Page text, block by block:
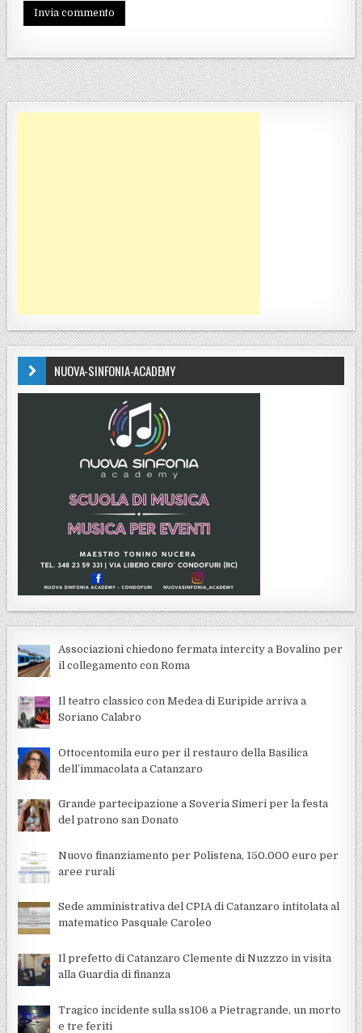
NUOVA-SINFONIA-ACADEMY
Associazioni chiedono fermata intercity a Bovalino per
il collegamento con Roma
Il teatro classico con Medea di Euripide arriva a
Soriano Calabro
Ottocentomila euro per il restauro della Basilica
dell’immacolata a Catanzaro
Grande partecipazione a Soveria Simeri per la festa
del patrono san Donato
Nuovo finanziamento per Polistena, 150.000 euro per
aree rurali
Sede amministrativa del CPIA di Catanzaro intitolata al
matematico Pasquale Caroleo
Il prefetto di Catanzaro Clemente di Nuzzzo in visita
alla Guardia di finanza
Tragico incidente sulla ss106 a Pietragrande, un morto
e tre feriti